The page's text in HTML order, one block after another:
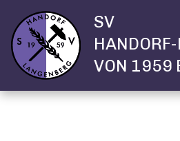
SV
VON 1959